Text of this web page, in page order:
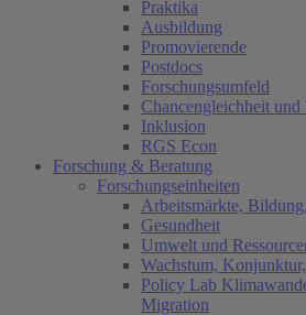
Praktika
Ausbildung
Promovierende
Postdocs
Forschungsumfeld
Chancengleichheit
Inklusion
RGS Econ
Forschung & Beratung
Forschungseinheiten
Arbeitsmärkte,
Gesundheit
Umwelt und
Wachstum,
Policy Lab
Migration